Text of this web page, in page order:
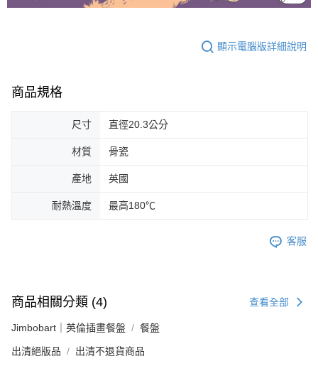
顯示電腦版詳細說明
商品規格
尺寸 直徑20.3公分
材質 骨瓷
產地 英國
耐熱溫度 最高180℃
客服
商品相關分類 (4) 查看全部
Jimbobart｜英倫插畫餐盤 餐盤
出清絕版品 出清不退貨商品